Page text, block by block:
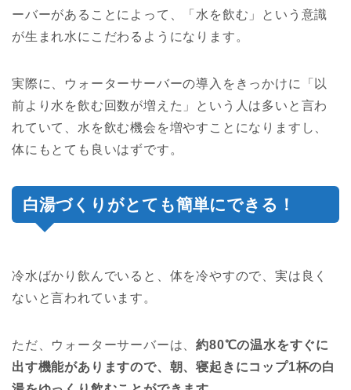
ーバーがあることによって、「水を飲む」という意識
が生まれ水にこだわるようになります。
実際に、ウォーターサーバーの導入をきっかけに「以
前より水を飲む回数が増えた」という人は多いと言わ
れていて、水を飲む機会を増やすことになりますし、
体にもとても良いはずです。
白湯づくりがとても簡単にできる！
冷水ばかり飲んでいると、体を冷やすので、実は良く
ないと言われています。
ただ、ウォーターサーバーは、約80℃の温水をすぐに
出す機能がありますので、朝、寝起きにコップ1杯の白